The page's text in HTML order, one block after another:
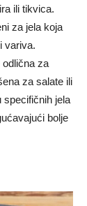
ili tikvica.
za jela koja
variva.
za
za salate ili
specifičnih jela
bolje